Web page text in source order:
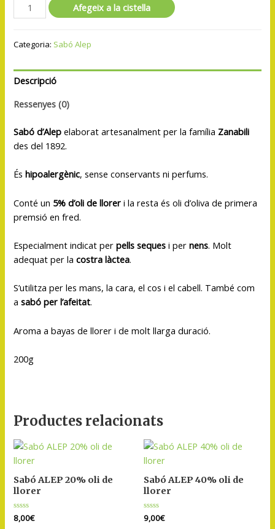
Afegeix a la cistella
Categoria: Sabó Alep
Descripció
Ressenyes (0)
Sabó d’Alep elaborat artesanalment per la família Zanabili
des del 1892.
Éshipoalergènic, sense conservants ni perfums.
Conté un 5% d’oli de llorer i la resta és oli d’oliva de primera
premsió en fred.
Especialment indicat perpells seques i pernens. Molt
adequat per lacostra làctea.
S’utilitza per les mans, la cara, el cos i el cabell. També com
asabó per l’afeitat.
Aroma a bayas de llorer i de molt llarga duració.
200g
Productes relacionats
Sabó ALEP 20% oli de
llorer
Puntuat
amb
8,00€
Sabó ALEP 40% oli de
llorer
Puntuat
amb
9,00€